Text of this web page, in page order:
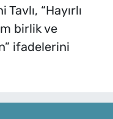
“Hayırlı
birlik ve
ifadelerini